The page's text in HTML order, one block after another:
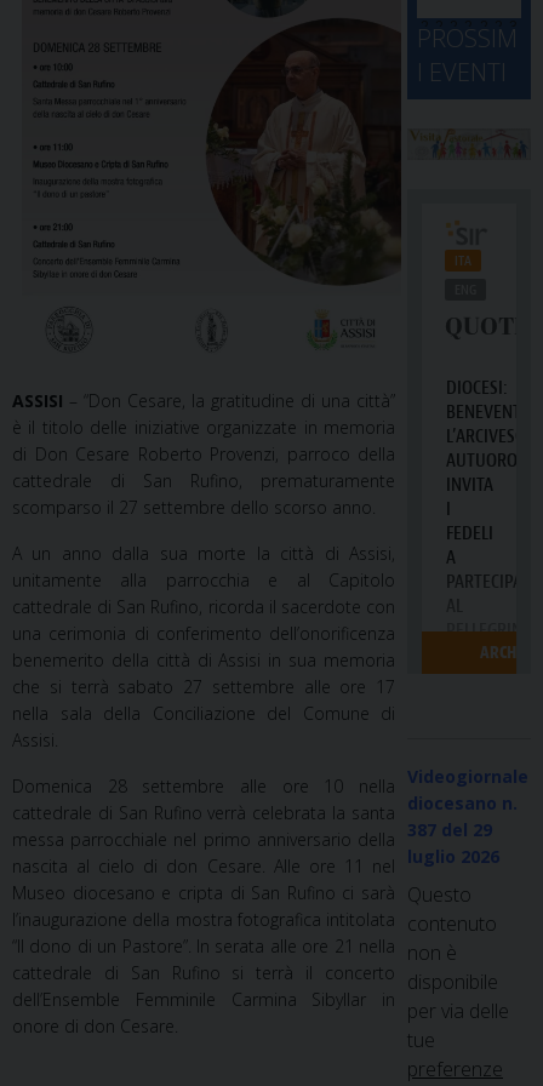
ASSISI – “Don Cesare, la gratitudine di una città”
è il titolo delle iniziative organizzate in memoria
di Don Cesare Roberto Provenzi, parroco della
cattedrale di San Rufino, prematuramente
scomparso il 27 settembre dello scorso anno.
A un anno dalla sua morte la città di Assisi,
unitamente alla parrocchia e al Capitolo
cattedrale di San Rufino, ricorda il sacerdote con
una cerimonia di conferimento dell’onorificenza
benemerito della città di Assisi in sua memoria
che si terrà sabato 27 settembre alle ore 17
nella sala della Conciliazione del Comune di
Assisi.
Domenica 28 settembre alle ore 10 nella
cattedrale di San Rufino verrà celebrata la santa
messa parrocchiale nel primo anniversario della
nascita al cielo di don Cesare. Alle ore 11 nel
Museo diocesano e cripta di San Rufino ci sarà
l’inaugurazione della mostra fotografica intitolata
“Il dono di un Pastore”. In serata alle ore 21 nella
cattedrale di San Rufino si terrà il concerto
dell’Ensemble Femminile Carmina Sibyllar in
onore di don Cesare.
2
4
2
5
2
6
2
7
2
8
2
9
3
0
3
1 1 2 3 4 5 6
PROSSIM
I EVENTI
Videogiornale
diocesano n.
387 del 29
luglio 2026
Questo
contenuto
non è
disponibile
per via delle
tue
preferenze